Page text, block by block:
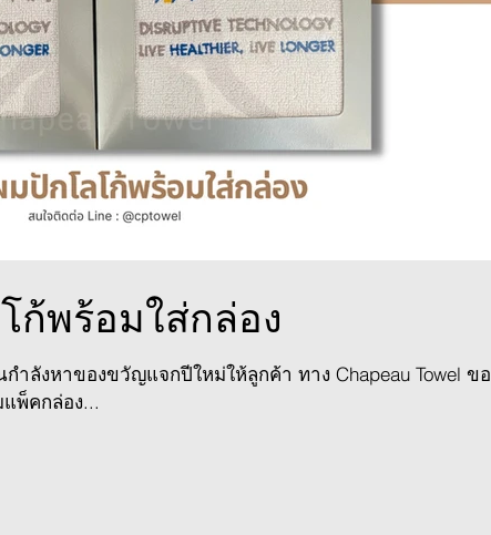
ก้พร้อมใส่กล่อง
ำลังหาของขวัญแจกปีใหม่ให้ลูกค้า ทาง Chapeau Towel ขอ
พ็คกล่อง...